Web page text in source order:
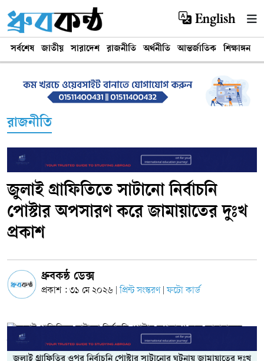
English
সর্বশেষ জাতীয় সারাদেশ রাজনীতি অর্থনীতি আন্তর্জাতিক শিক্ষাঙ্গন
রাজনীতি
জুলাই গ্রাফিতিতে সাটানো নির্বাচনি
পোস্টার অপসারণ করে জামায়াতের দুঃখ
প্রকাশ
ধ্রুবকন্ঠ ডেক্স
প্রকাশ : ৩১ মে ২০২৬ প্রিন্ট সংস্করণ ফটো কার্ড